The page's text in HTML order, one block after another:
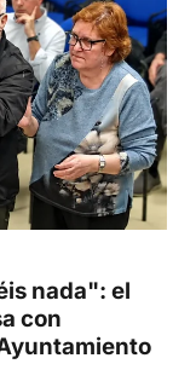
nada": el
con